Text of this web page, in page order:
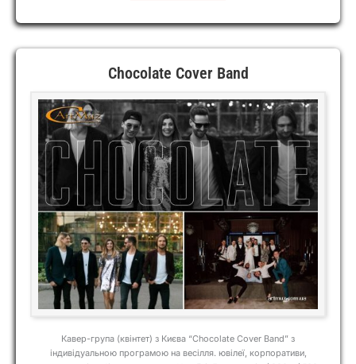
Chocolate Cover Band
Кавер-група (квінтет) з Києва “Chocolate Cover Band” з
індивідуальною програмою на весілля. ювілеї, корпоративи,